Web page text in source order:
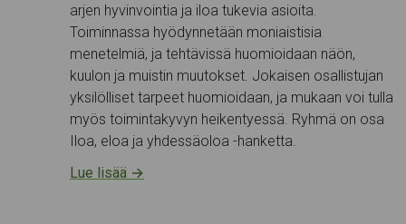
arjen hyvinvointia ja iloa tukevia asioita.
Toiminnassa hyödynnetään moniaistisia
menetelmiä, ja tehtävissä huomioidaan näön,
kuulon ja muistin muutokset. Jokaisen osallistujan
yksilölliset tarpeet huomioidaan, ja mukaan voi tulla
myös toimintakyvyn heikentyessä. Ryhmä on osa
Iloa, eloa ja yhdessäoloa -hanketta.
Lue lisää →